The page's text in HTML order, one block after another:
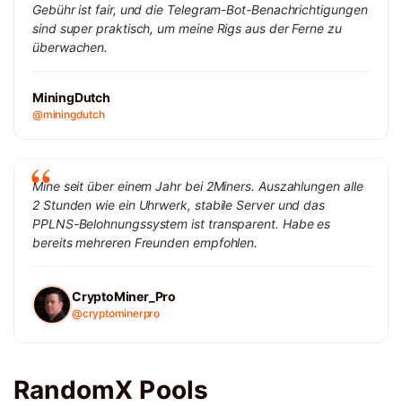
Gebühr ist fair, und die Telegram-Bot-Benachrichtigungen
sind super praktisch, um meine Rigs aus der Ferne zu
überwachen.
MiningDutch
@miningdutch
Mine seit über einem Jahr bei 2Miners. Auszahlungen alle
2 Stunden wie ein Uhrwerk, stabile Server und das
PPLNS-Belohnungssystem ist transparent. Habe es
bereits mehreren Freunden empfohlen.
CryptoMiner_Pro
@cryptominerpro
RandomX Pools